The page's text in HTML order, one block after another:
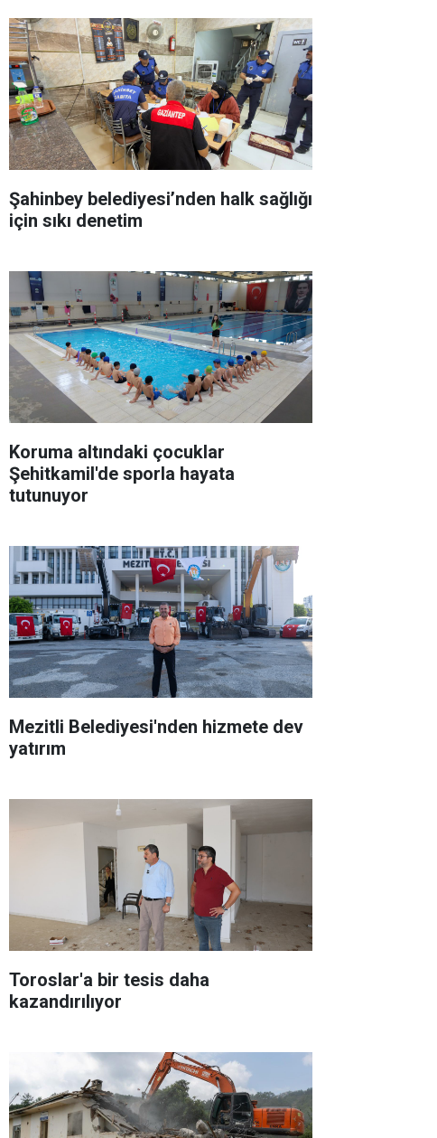
Şahinbey belediyesi’nden halk sağlığı
için sıkı denetim
Koruma altındaki çocuklar
Şehitkamil'de sporla hayata
tutunuyor
Mezitli Belediyesi'nden hizmete dev
yatırım
Toroslar'a bir tesis daha
kazandırılıyor